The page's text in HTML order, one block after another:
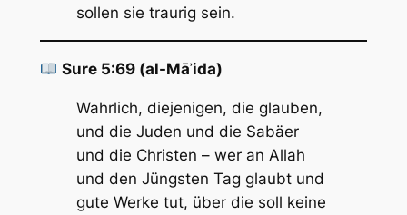
sollen sie traurig sein.
Sure 5:69 (al-Māʾida)
Wahrlich, diejenigen, die glauben,
und die Juden und die Sabäer
und die Christen – wer an Allah
und den Jüngsten Tag glaubt und
gute Werke tut, über die soll keine